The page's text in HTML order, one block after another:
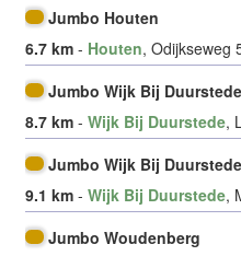
Jumbo Houten
6.7 km - Houten, Odijkseweg
Jumbo Wijk Bij Duurstede
8.7 km - Wijk Bij Duurstede,
Jumbo Wijk Bij Duurstede
9.1 km - Wijk Bij Duurstede,
Jumbo Woudenberg